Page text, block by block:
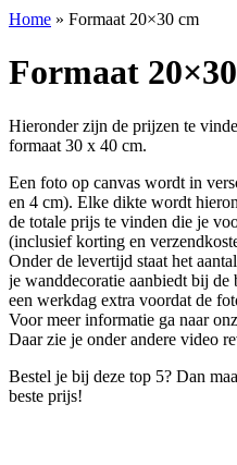
Home » Formaat 20×30 cm
Formaat
Hieronder zijn de prijzen te
formaat 30 x 40 cm.
Een foto op canvas wordt in
en 4 cm). Elke dikte wordt
de totale prijs te vinden die je
(inclusief korting en
Onder de levertijd staat het
je wanddecoratie aanbiedt bij
een werkdag extra voordat de
Voor meer informatie ga naar
Daar zie je onder andere video
Bestel je bij deze top 5? Dan
beste prijs!